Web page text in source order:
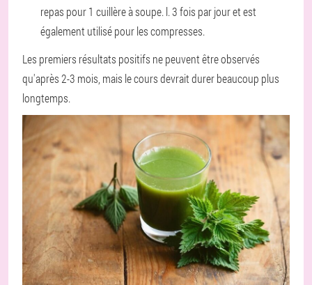
repas pour 1 cuillère à soupe. l. 3 fois par jour et est
également utilisé pour les compresses.
Les premiers résultats positifs ne peuvent être observés
qu'après 2-3 mois, mais le cours devrait durer beaucoup plus
longtemps.